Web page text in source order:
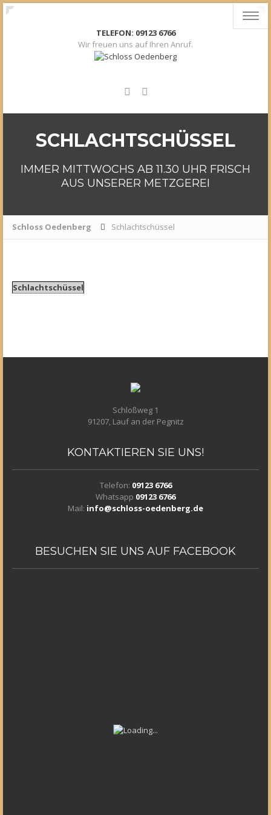
TELEFON: 09123 6766
Wir freuen uns auf Ihren Anruf.
SCHLACHTSCHÜSSEL
IMMER MITTWOCHS AB 11.30 UHR FRISCH
AUS UNSERER METZGEREI
Schloss Oedenberg Schlachtschüssel
Schlachtschüssel
Schloßweg 1
91207, Lauf an der Pegnitz
KONTAKTIEREN SIE UNS!
Telefon: 09123 6766
Whatsapp 09123 6766
Mail: info@schloss-oedenberg.de
BESUCHEN SIE UNS AUF FACEBOOK